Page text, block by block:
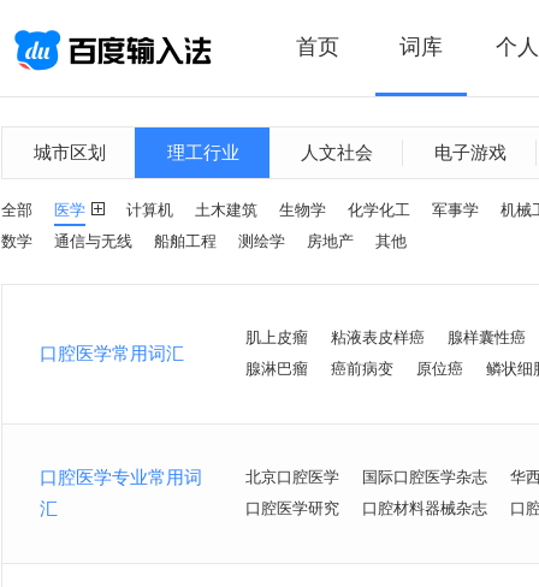
首页 词库 个
城市区划 理工行业 人文社会 电子游戏
全部 医学 计算机 土木建筑 生物学 化学化工 军事学
机械
数学
通信与无线 船舶工程 测绘学 房地产 其他
口腔医学常用词汇
肌上皮瘤 粘液表皮样癌
腺样囊性癌
腺淋巴瘤
癌前病变 原位癌 鳞状细
口腔医学专业常用词
汇
北京口腔医学 国际口腔医学杂志
华
口腔医学研究
口腔材料器械杂志 口